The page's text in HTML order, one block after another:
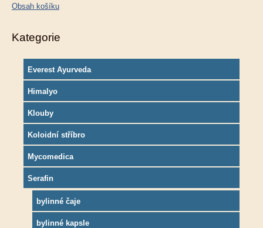
Obsah košíku
Kategorie
Everest Ayurveda
Himalyo
Klouby
Koloidní stříbro
Mycomedica
Serafin
bylinné čaje
bylinné kapsle